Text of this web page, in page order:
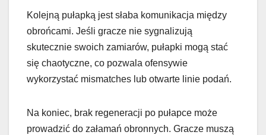
Kolejną pułapką jest słaba komunikacja między
obrońcami. Jeśli gracze nie sygnalizują
skutecznie swoich zamiarów, pułapki mogą stać
się chaotyczne, co pozwala ofensywie
wykorzystać mismatches lub otwarte linie podań.
Na koniec, brak regeneracji po pułapce może
prowadzić do załamań obronnych. Gracze muszą